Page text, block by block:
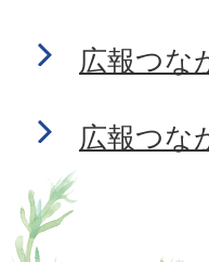
広報つな
広報つな